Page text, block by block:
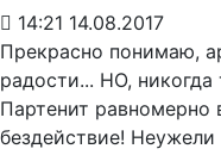
14:21 14.08.2017
Прекрасно понимаю,
радости... НО, никогда
Партенит равномерно
бездействие!